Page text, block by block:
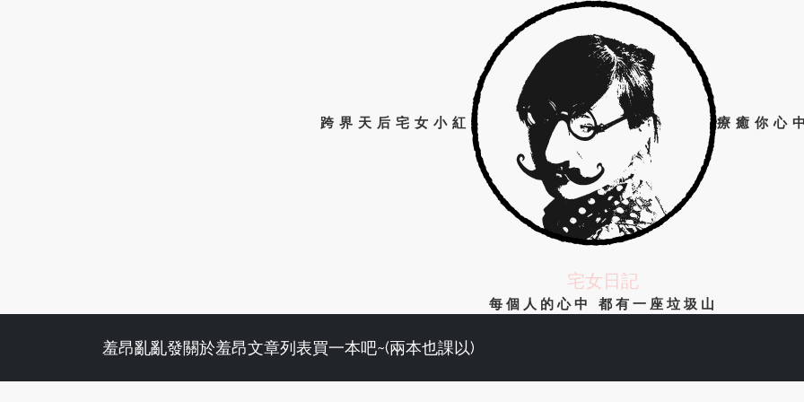
跨界天后宅女小紅 療癒你心
宅女日記
每個人的心中 都有一座垃圾山
羞昂亂亂發關於羞昂文章列表買一本吧~(兩本也課以)